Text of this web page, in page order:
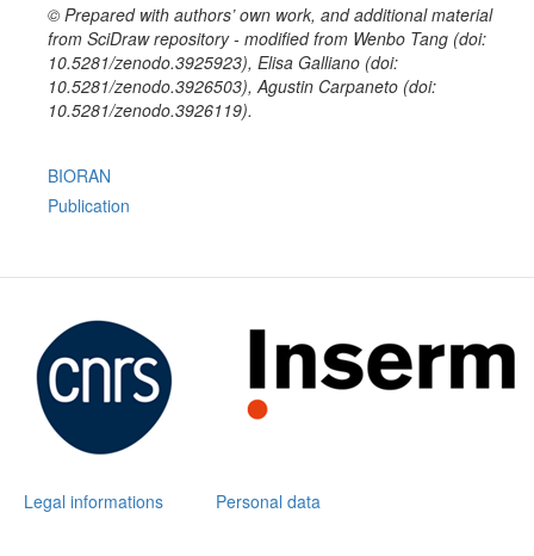
© Prepared with authors’ own work, and additional material
from SciDraw repository - modified from Wenbo Tang (doi:
10.5281/zenodo.3925923), Elisa Galliano (doi:
10.5281/zenodo.3926503), Agustin Carpaneto (doi:
10.5281/zenodo.3926119).
BIORAN
Publication
Legal informations Personal data